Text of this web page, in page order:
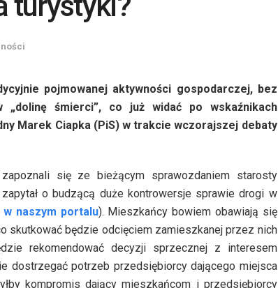
pojmowanej aktywności gospodarczej, bez
śmierci”, co już widać po wskaźnikach
Marek Ciapka (PiS) w trakcie wczorajszej debaty
się ze bieżącym sprawozdaniem starosty
o budzącą duże kontrowersje sprawie drogi w
naszym portalu). Mieszkańcy bowiem obawiają się
skutkować będzie odcięciem zamieszkanej przez nich
rekomendować decyzji sprzecznej z interesem
dostrzegać potrzeb przedsiębiorcy dającego miejsca
kompromis dający mieszkańcom i przedsiębiorcy